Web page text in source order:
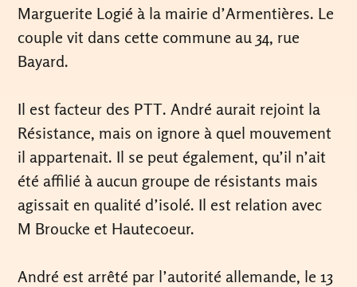
Marguerite Logié à la mairie d’Armentières. Le
couple vit dans cette commune au 34, rue
Bayard.
Il est facteur des PTT. André aurait rejoint la
Résistance, mais on ignore à quel mouvement
il appartenait. Il se peut également, qu’il n’ait
été affilié à aucun groupe de résistants mais
agissait en qualité d’isolé. Il est relation avec
M Broucke et Hautecoeur.
André est arrêté par l’autorité allemande, le 13